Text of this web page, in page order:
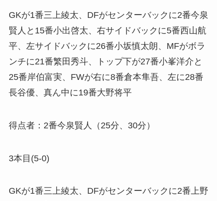
GKが1番三上綾太、DFがセンターバックに2番今泉
賢人と15番小出啓太、右サイドバックに5番西山航
平、左サイドバックに26番小坂慎太朗、MFがボラ
ンチに21番繁田秀斗、トップ下が27番小峯洋介と
25番岸伯富実、FWが右に8番倉本隼吾、左に28番
長谷優、真ん中に19番大野将平
得点者：2番今泉賢人（25分、30分）
3本目(5-0)
GKが1番三上綾太、DFがセンターバックに2番上野